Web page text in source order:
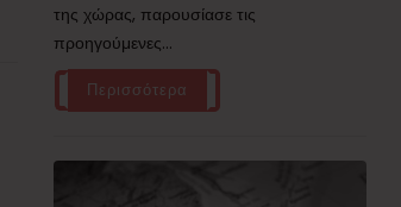
της χώρας, παρουσίασε τις
προηγούμενες...
Περισσότερα